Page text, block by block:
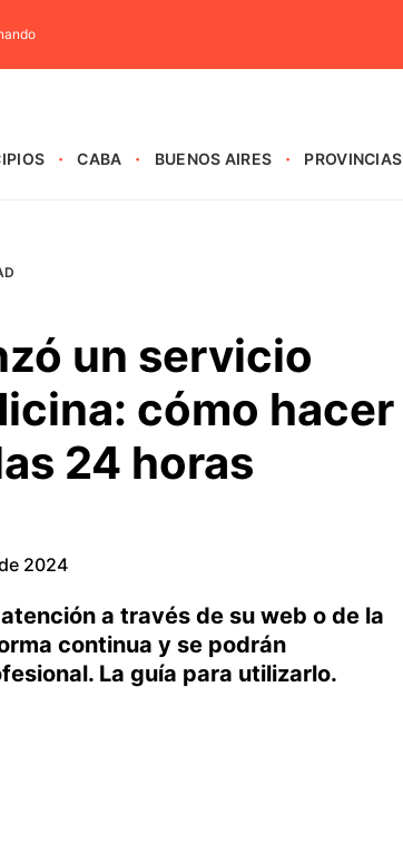
CABA BUENOS AIRES PROVINCIAS
un servicio
cómo hacer
24 horas
2024
a través de su web o de la
continua y se podrán
La guía para utilizarlo.